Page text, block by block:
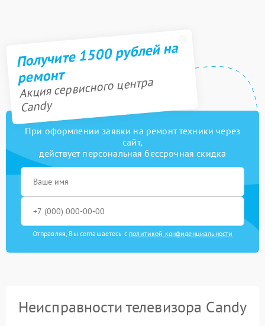
Получите 1500 рублей на
ремонт
Акция сервисного центра
Candy
При оформлении заявки на ремонт техники через
сайт,
действует персональная бессрочная скидка
Отправляя, Вы соглашаетесь с политикой конфиденциальности
Неисправности телевизора Candy